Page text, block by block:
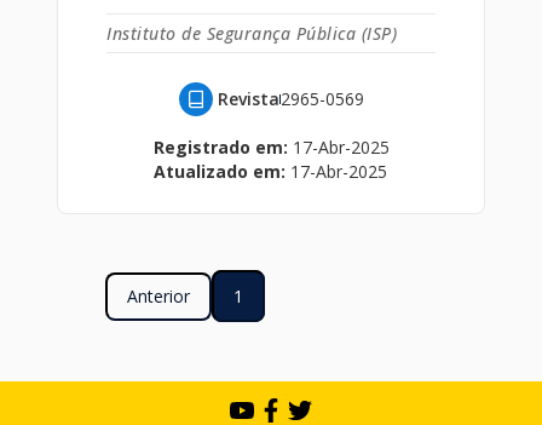
Instituto de Segurança Pública (ISP)
Revista2965-0569
Registrado em: 17-Abr-2025
Atualizado em: 17-Abr-2025
Anterior 1